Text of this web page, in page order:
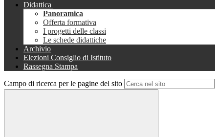
Didattica
Panoramica
Offerta formativa
I progetti delle classi
Le schede didattiche
Archivio
Elezioni Consiglio di Istituto
Rassegna Stampa
Campo di ricerca per le pagine del sito